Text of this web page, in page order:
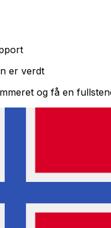
er verdt
og få en